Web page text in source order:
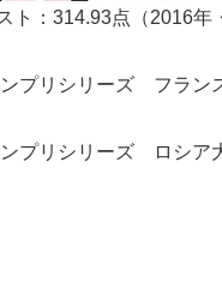
ト：314.93点（2016年
プリシリーズ フラン
プリシリーズ ロシア